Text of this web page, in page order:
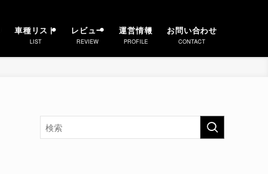
車種リスト
LIST
レビュー
REVIEW
運営情報
PROFILE
お問い合わせ
CONTACT